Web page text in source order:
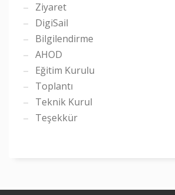
Ziyaret
DigiSail
Bilgilendirme
AHOD
Eğitim Kurulu
Toplantı
Teknik Kurul
Teşekkür